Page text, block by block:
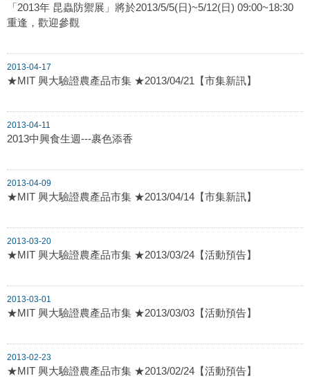
「2013年 昆蟲防禦展」將於2013/5/5(日)~5/12(日) 09:00~18:30
重逢，歡迎參觀
2013-04-17
★MIT 興大驗證農產品市集 ★2013/04/21【市集新訊】
2013-04-11
2013中興食生週---裹色添香
2013-04-09
★MIT 興大驗證農產品市集 ★2013/04/14【市集新訊】
2013-03-20
★MIT 興大驗證農產品市集 ★2013/03/24【活動預告】
2013-03-01
★MIT 興大驗證農產品市集 ★2013/03/03【活動預告】
2013-02-23
★MIT 興大驗證農產品市集 ★2013/02/24【活動預告】